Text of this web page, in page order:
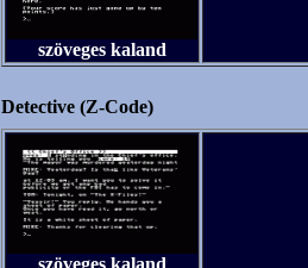
szöveges kaland
Detective (Z-Code)
szöveges kaland